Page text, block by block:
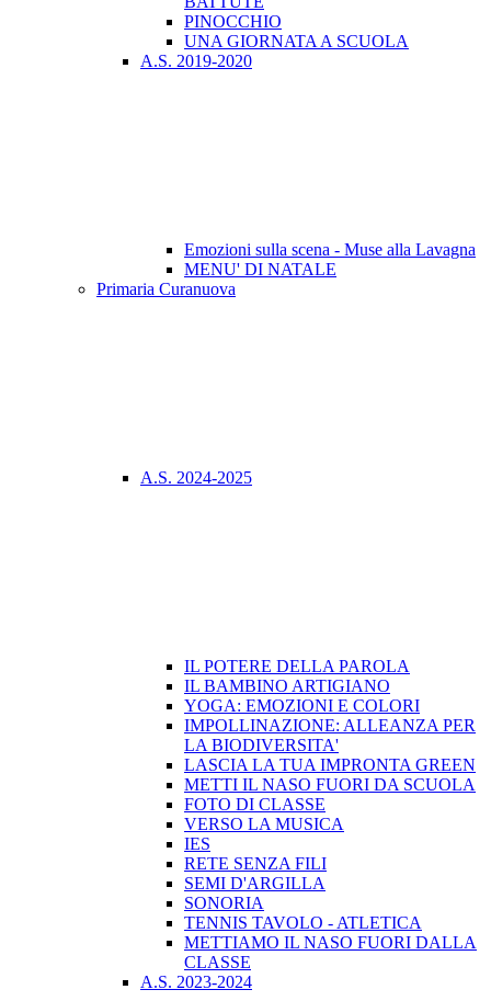
PINOCCHIO
UNA GIORNATA A SCUOLA
A.S. 2019-2020
Emozioni sulla scena - Muse alla Lavagna
MENU' DI NATALE
Primaria Curanuova
A.S. 2024-2025
IL POTERE DELLA PAROLA
IL BAMBINO ARTIGIANO
YOGA: EMOZIONI E COLORI
IMPOLLINAZIONE: ALLEANZA PER
LA BIODIVERSITA'
LASCIA LA TUA IMPRONTA GREEN
METTI IL NASO FUORI DA SCUOLA
FOTO DI CLASSE
VERSO LA MUSICA
IES
RETE SENZA FILI
SEMI D'ARGILLA
SONORIA
TENNIS TAVOLO - ATLETICA
METTIAMO IL NASO FUORI DALLA
CLASSE
A.S. 2023-2024